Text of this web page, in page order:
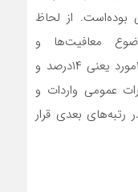
بوده‌است. از لحاظ
معافیت‌ها و
ممنوعیت‌‌‌‌‌ها در دوره‌مورد بررسی با ۱۷۵‌مورد یعنی ۱۴‌درصد و
عمومی واردات و
یعنی ۱۲‌درصد در رتبه‌‌‌‌‌های بعدی قرار